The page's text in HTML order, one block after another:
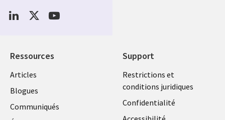
Ressources
Library
Links
CANADA
Articles
Blogues
Communiqués
Support
Legal
CANADA
FR
Restrictions et
conditions juridiques
Confidentialité
Social
Media